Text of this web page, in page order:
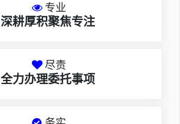
专业
深耕厚积聚焦专注
尽责
全力办理委托事项